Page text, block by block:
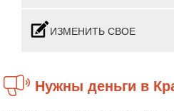
ИЗМЕНИТЬ СВОЕ
Нужны деньги в